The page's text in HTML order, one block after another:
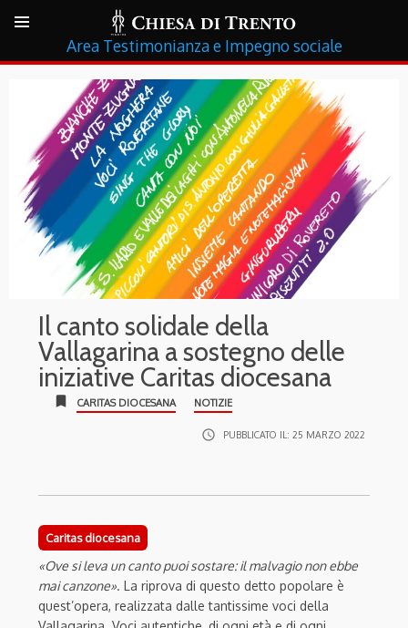
Testimonianza e Impegno sociale
Il canto solidale della
Vallagarina a sostegno delle
iniziative Caritas diocesana
bookmark CARITAS DIOCESANA NOTIZIE
access_time PUBBLICATO IL: 25 MARZO 2022
Caritas diocesana
«Ove si leva un canto puoi sostare: il malvagio non ebbe
mai canzone». La riprova di questo detto popolare è
quest’opera, realizzata dalle tantissime voci della